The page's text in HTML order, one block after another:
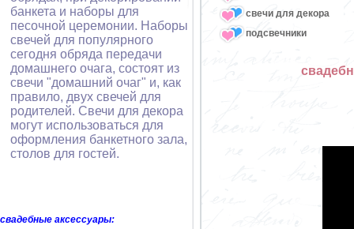
банкета и наборы для
песочной церемонии. Наборы
свечей для популярного
сегодня обряда передачи
домашнего очага, состоят из
свечи "домашний очаг" и, как
правило, двух свечей для
родителей. Свечи для декора
могут использоваться для
оформления банкетного зала,
столов для гостей.
свадебные аксессуары:
свечи для декора
подсвечники